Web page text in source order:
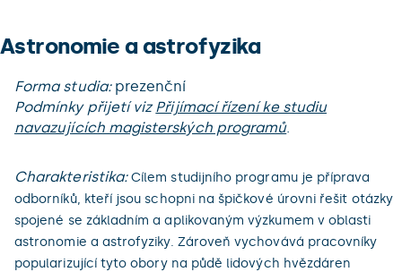
Astronomie a astrofyzika
Forma studia:prezenční
Podmínky přijetí viz Přijímací řízení ke studiu
navazujících magisterských programů.
Charakteristika: Cílem studijního programu je příprava
odborníků, kteří jsou schopni na špičkové úrovni řešit otázky
spojené se základním a aplikovaným výzkumem v oblasti
astronomie a astrofyziky. Zároveň vychovává pracovníky
popularizující tyto obory na půdě lidových hvězdáren